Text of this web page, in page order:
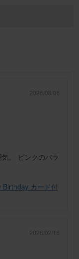
2026/08/06
。 ピンクのバラ
Birthday カード付
2026/02/16